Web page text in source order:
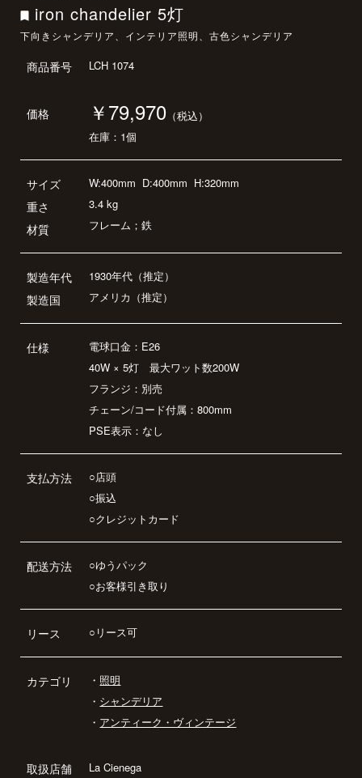
iron chandelier 5灯
下向きシャンデリア、インテリア照明、古色シャンデリア
商品番号 LCH 1074
価格 ￥79,970 （税込）
在庫：1個
サイズ
重さ
材質
W:400mm D:400mm H:320mm
3.4 kg
フレーム；鉄
製造年代
製造国
1930年代（推定）
アメリカ（推定）
仕様
電球口金：E26
40W × 5灯 最大ワット数200W
フランジ：別売
チェーン/コード付属：800mm
PSE表示：なし
支払方法
○店頭
○振込
○クレジットカード
配送方法
○ゆうパック
○お客様引き取り
リース ○リース可
カテゴリ ・ 照明
・ シャンデリア
・ アンティーク・ヴィンテージ
取扱店舗 La Cienega